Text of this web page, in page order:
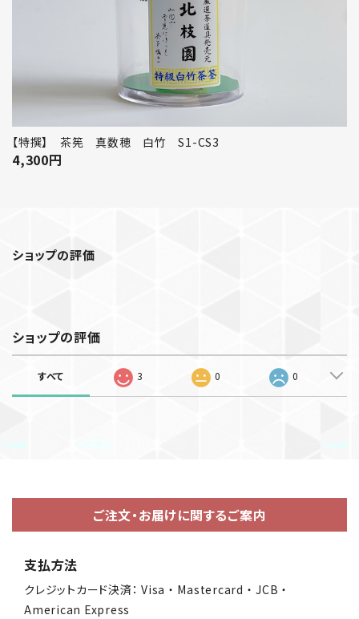
【特撰】 茶筅 真数穂 白竹 S1-CS3
4,300円
ショップの評価
ショップの評価
すべて 3 0 0
ご注文・お届けに関するご案内
支払方法
クレジットカード決済： Visa ・ Mastercard ・ JCB ・
American Express